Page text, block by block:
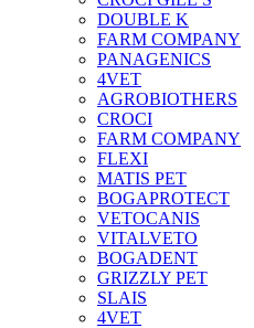
DOUBLE K
FARM COMPANY
PANAGENICS
4VET
AGROBIOTHERS
CROCI
FARM COMPANY
FLEXI
MATIS PET
BOGAPROTECT
VETOCANIS
VITALVETO
BOGADENT
GRIZZLY PET
SLAIS
4VET